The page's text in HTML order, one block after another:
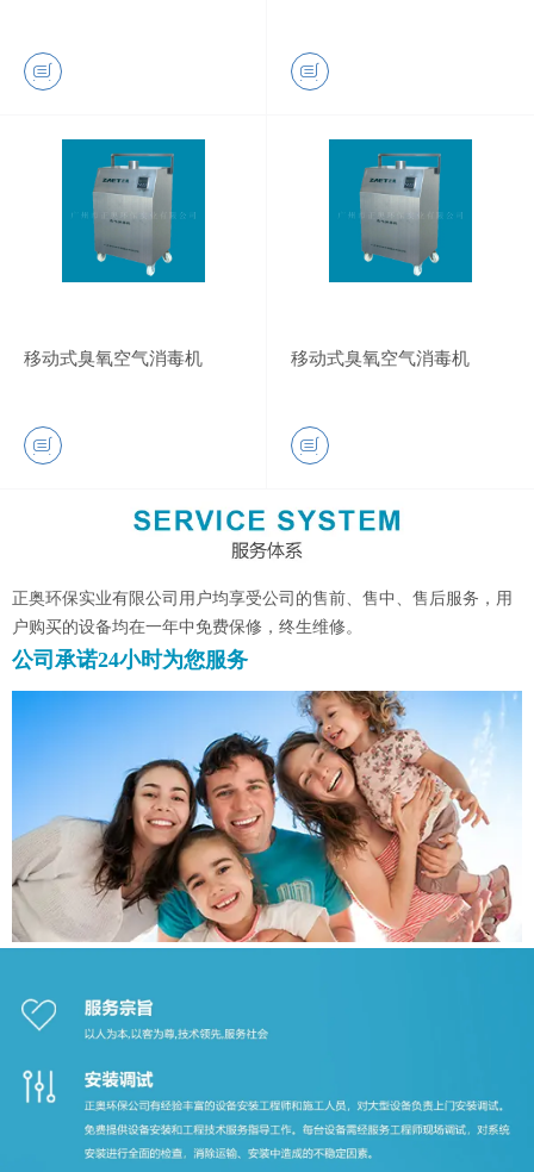
移动式臭氧空气消毒机 移动式臭氧空气消毒机
正奥环保实业有限公司用户均享受公司的售前、售中、售后服务，用
户购买的设备均在一年中免费保修，终生维修。
公司承诺24小时为您服务